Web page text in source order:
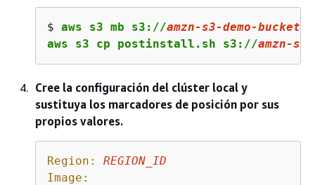
$ aws s3 mb s3://amzn-s3-demo-bucket
aws s3 cp postinstall.sh s3://amzn-s
Cree la configuración del clúster local y
sustituya los marcadores de posición por sus
propios valores.
Region:
REGION_ID
Image: